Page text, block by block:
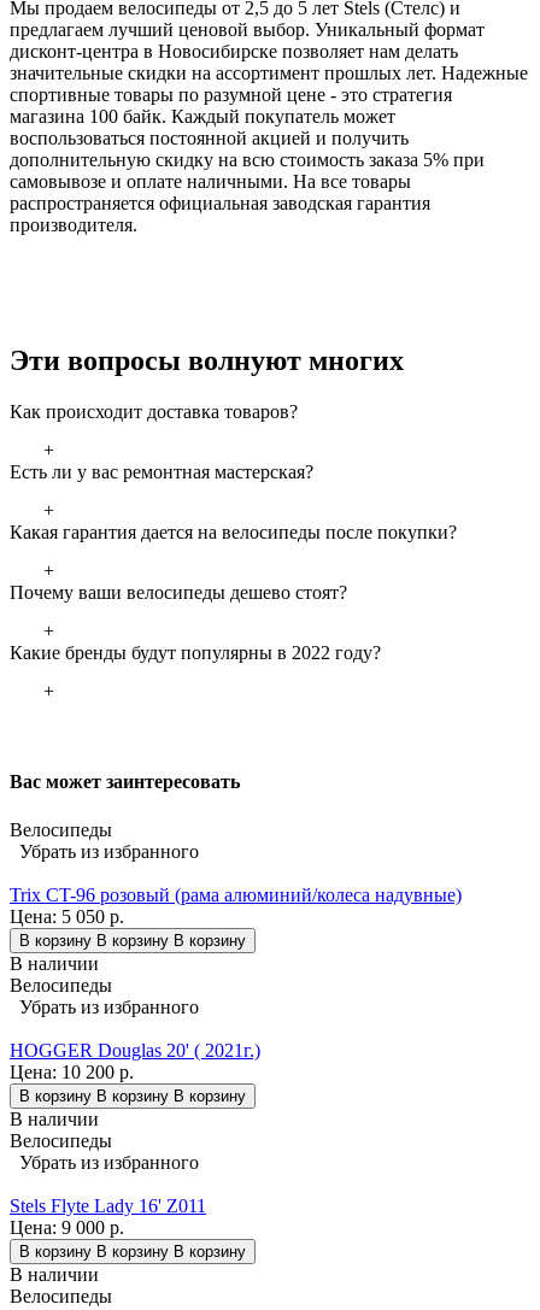
Мы продаем велосипеды от 2,5 до 5 лет Stels (Стелс) и
предлагаем лучший ценовой выбор. Уникальный формат
дисконт-центра в Новосибирске позволяет нам делать
значительные скидки на ассортимент прошлых лет. Надежные
спортивные товары по разумной цене - это стратегия
магазина 100 байк. Каждый покупатель может
воспользоваться постоянной акцией и получить
дополнительную скидку на всю стоимость заказа 5% при
самовывозе и оплате наличными. На все товары
распространяется официальная заводская гарантия
производителя.
Эти вопросы волнуют многих
Как происходит доставка товаров?
+
Есть ли у вас ремонтная мастерская?
+
Какая гарантия дается на велосипеды после покупки?
+
Почему ваши велосипеды дешево стоят?
+
Какие бренды будут популярны в 2022 году?
+
Вас может заинтересовать
Велосипеды
Убрать из избранного
Trix CT-96 розовый (рама алюминий/колеса надувные)
Цена: 5 050 р.
В корзину В корзину В корзину
В наличии
Велосипеды
Убрать из избранного
HOGGER Douglas 20' ( 2021г.)
Цена: 10 200 р.
В корзину В корзину В корзину
В наличии
Велосипеды
Убрать из избранного
Stels Flyte Lady 16' Z011
Цена: 9 000 р.
В корзину В корзину В корзину
В наличии
Велосипеды